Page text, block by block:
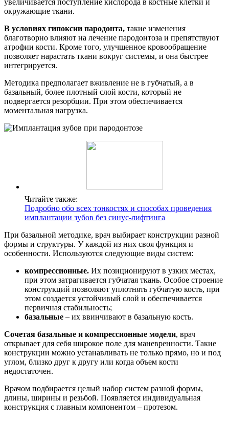
увеличивается поступление кислорода в костные клетки и
окружающие ткани.
В условиях гипоксии пародонта, такие изменения
благотворно влияют на лечение пародонтоза и препятствуют
атрофии кости. Кроме того, улучшенное кровообращение
позволяет нарастать ткани вокруг системы, и она быстрее
интегрируется.
Методика предполагает вживление не в губчатый, а в
базальный, более плотный слой кости, который не
подвергается резорбции. При этом обеспечивается
моментальная нагрузка.
Читайте также:
Подробно обо всех тонкостях и способах проведения
имплантации зубов без синус-лифтинга
При базальной методике, врач выбирает конструкции разной
формы и структуры. У каждой из них своя функция и
особенности. Используются следующие виды систем:
компрессионные. Их позиционируют в узких местах,
при этом затрагивается губчатая ткань. Особое строение
конструкций позволяют уплотнять губчатую кость, при
этом создается устойчивый слой и обеспечивается
первичная стабильность;
базальные – их ввинчивают в базальную кость.
Сочетая базальные и компрессионные модели, врач
открывает для себя широкое поле для маневренности. Такие
конструкции можно устанавливать не только прямо, но и под
углом, близко друг к другу или когда объем кости
недостаточен.
Врачом подбирается целый набор систем разной формы,
длины, ширины и резьбой. Появляется индивидуальная
конструкция с главным компонентом – протезом.